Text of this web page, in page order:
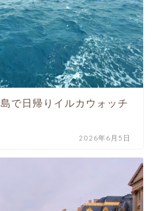
で日帰りイルカウォッチ
2026年6月5日